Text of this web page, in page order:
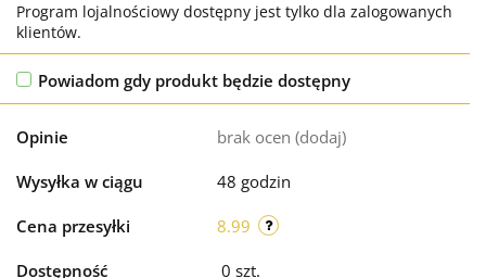
Program lojalnościowy dostępny jest tylko dla zalogowanych
klientów.
Powiadom gdy produkt będzie dostępny
Opinie brak ocen (dodaj)
Wysyłka w ciągu 48 godzin
Cena przesyłki 8.99
Dostępność 0 szt.